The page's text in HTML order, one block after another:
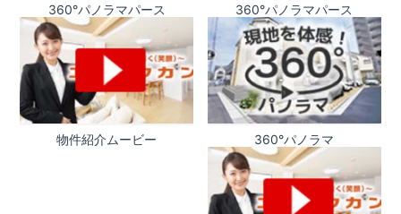
360°パノラマパース
360°パノラマパース
360°パノラマ
物件紹介ムービー